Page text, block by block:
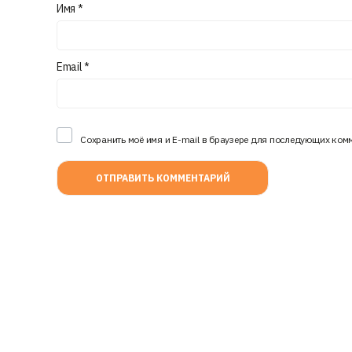
Имя *
Email*
Сохранить моё имя и E-mail в браузере для последующих